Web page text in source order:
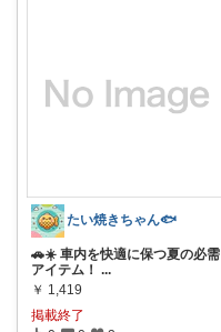
たい焼きちゃん🐟️
🚗☀️ 車内を快適に保つ夏の必需
アイテム！ ...
￥ 1,419
掲載終了